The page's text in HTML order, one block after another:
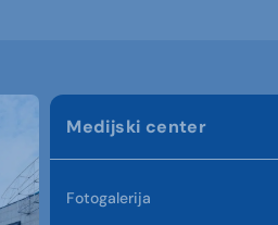
Medijski center
Fotogalerija